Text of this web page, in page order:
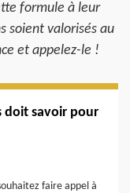
formule à leur
soient valorisés au
et appelez-le !
doit savoir pour
faire appel à